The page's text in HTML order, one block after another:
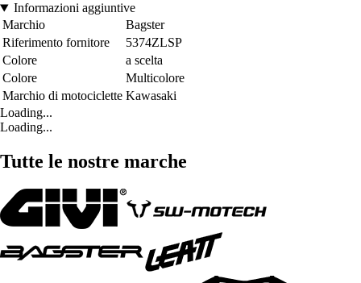
Informazioni aggiuntive
Marchio
Bagster
Riferimento fornitore
5374ZLSP
Colore
a scelta
Colore
Multicolore
Marchio di motociclette Kawasaki
Loading...
Loading...
Tutte le nostre marche